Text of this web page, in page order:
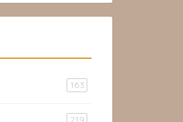
163
219